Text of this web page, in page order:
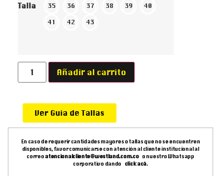
Talla 35 36 37 38 39 40
41 42 43
Añadir al carrito
Ver Guia de Tallas
En caso de requerir cantidades mayores o tallas que no se encuentren
disponibles, favor comunicarse con atención al cliente institucional al
correoatencionalcliente@westland.com.coo nuestro Whatsapp
corporativo dando click acá.